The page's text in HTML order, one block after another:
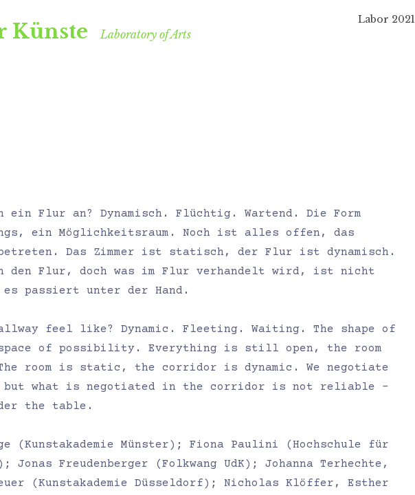
Künste Laboratory of Arts
Labor 2021
Flur an? Dynamisch. Flüchtig. Wartend. Die Form
ein Möglichkeitsraum. Noch ist alles offen, das
Das Zimmer ist statisch, der Flur ist dynamisch.
den Flur, doch was im Flur verhandelt wird, ist nicht
passiert unter der Hand.
feel like? Dynamic. Fleeting. Waiting. The shape of
space of possibility. Everything is still open, the room
room is static, the corridor is dynamic. We negotiate
what is negotiated in the corridor is not reliable –
the table.
(Kunstakademie Münster); Fiona Paulini (Hochschule für
Jonas Freudenberger (Folkwang UdK); Johanna Terhechte,
(Kunstakademie Düsseldorf); Nicholas Klöffer, Esther